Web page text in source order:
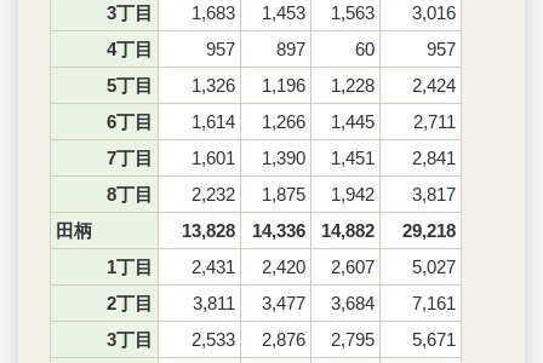
3丁目
1,683 1,453 1,563
3,016
4丁目
957 897 60
957
5丁目
1,326 1,196 1,228
2,424
6丁目
1,614 1,266 1,445
2,711
7丁目
1,601 1,390 1,451
2,841
8丁目
2,232 1,875 1,942
3,817
田柄
13,828 14,336 14,882
29,218
1丁目
2,431 2,420 2,607
5,027
2丁目
3,811 3,477 3,684
7,161
3丁目
2,533 2,876 2,795
5,671